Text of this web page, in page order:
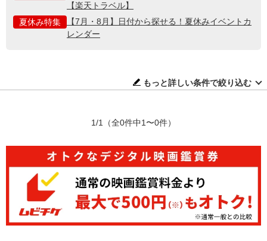
【楽天トラベル】
夏休み特集
【7月・8月】日付から探せる！夏休みイベントカ
レンダー
もっと詳しい条件で絞り込む
1/1 （全0件中1〜0件）